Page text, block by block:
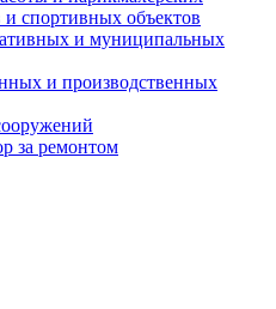
и спортивных объектов
и муниципальных
и производственных
за ремонтом